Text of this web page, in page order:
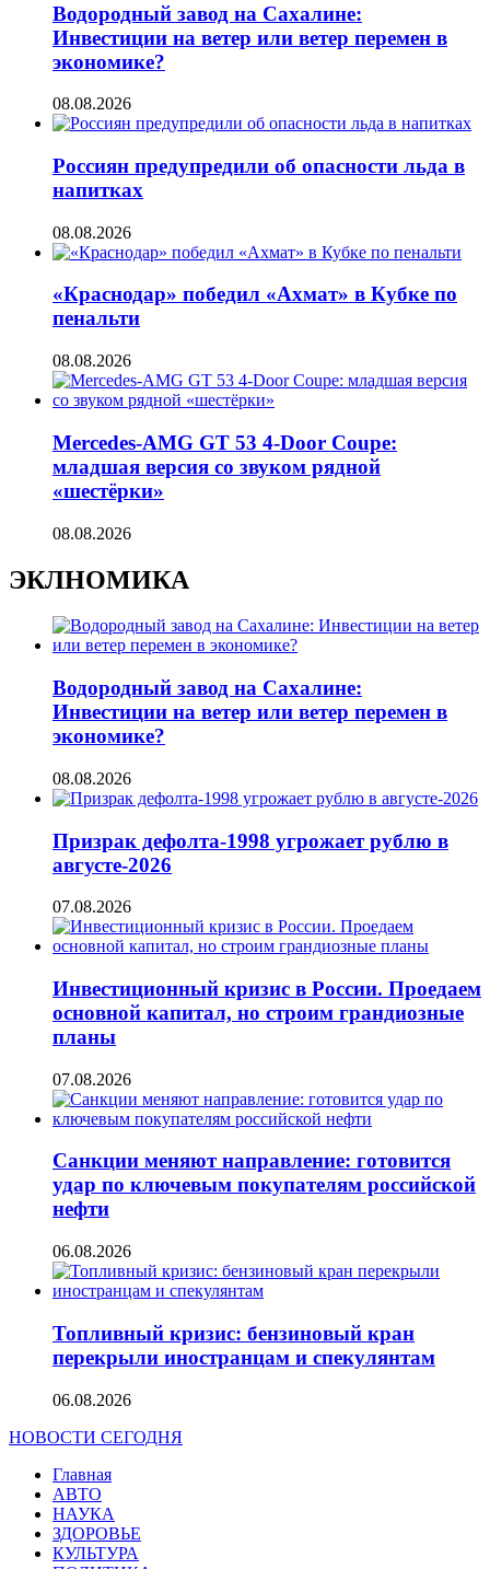
Водородный завод на Сахалине:
Инвестиции на ветер или ветер перемен в
экономике?
08.08.2026
Россиян предупредили об опасности льда в
напитках
08.08.2026
«Краснодар» победил «Ахмат» в Кубке по
пенальти
08.08.2026
Mercedes-AMG GT 53 4-Door Coupe:
младшая версия со звуком рядной
«шестёрки»
08.08.2026
ЭКЛНОМИКА
Водородный завод на Сахалине:
Инвестиции на ветер или ветер перемен в
экономике?
08.08.2026
Призрак дефолта-1998 угрожает рублю в
августе-2026
07.08.2026
Инвестиционный кризис в России. Проедаем
основной капитал, но строим грандиозные
планы
07.08.2026
Санкции меняют направление: готовится
удар по ключевым покупателям российской
нефти
06.08.2026
Топливный кризис: бензиновый кран
перекрыли иностранцам и спекулянтам
06.08.2026
НОВОСТИ СЕГОДНЯ
Главная
АВТО
НАУКА
ЗДОРОВЬЕ
КУЛЬТУРА